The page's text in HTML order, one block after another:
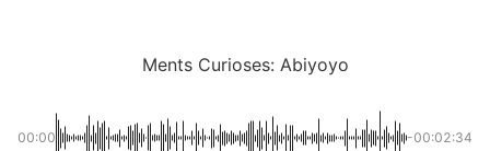
Ments Curioses: Abiyoyo
00:00 -00:02:34